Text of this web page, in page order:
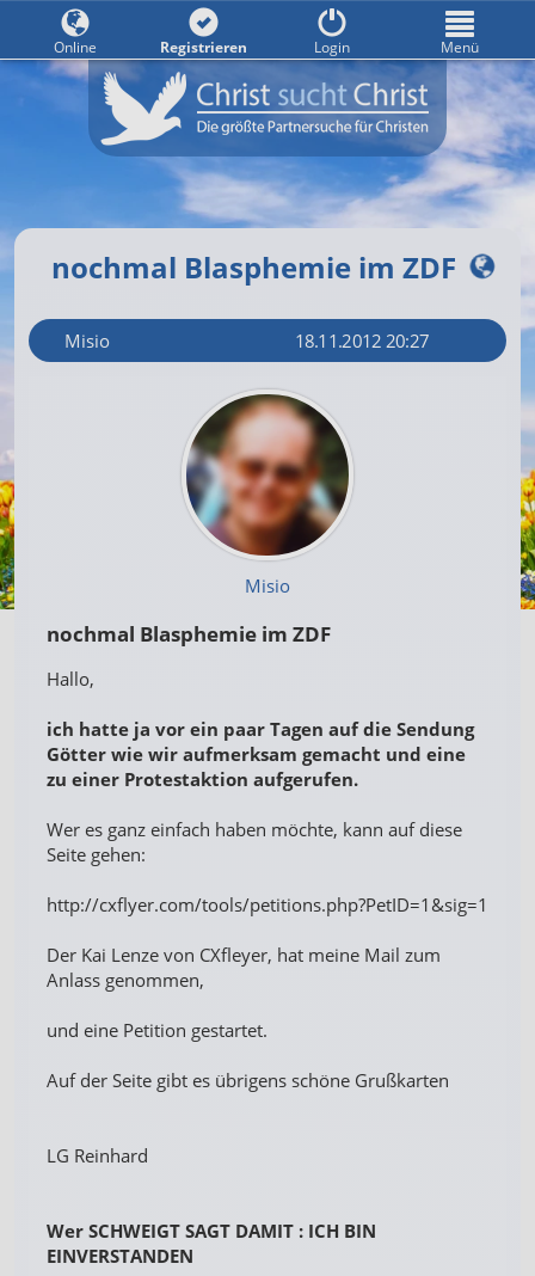
nochmal Blasphemie im ZDF
Misio 18.11.2012 20:27
Misio
nochmal Blasphemie im ZDF
Hallo,
ich hatte ja vor ein paar Tagen auf die Sendung
Götter wie wir aufmerksam gemacht und eine
zu einer Protestaktion aufgerufen.
Wer es ganz einfach haben möchte, kann auf diese
Seite gehen:
http://cxflyer.com/tools/petitions.php?PetID=1&sig=1
Der Kai Lenze von CXfleyer, hat meine Mail zum
Anlass genommen,
und eine Petition gestartet.
Auf der Seite gibt es übrigens schöne Grußkarten
LG Reinhard
Wer SCHWEIGT SAGT DAMIT : ICH BIN
EINVERSTANDEN
Online Registrieren Login Menü